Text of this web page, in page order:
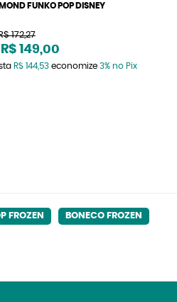
FUNKO POP DISNEY
172,27
R$ 149,00
R$ 144,53 economize 3% no Pix
FROZEN BONECO FROZEN